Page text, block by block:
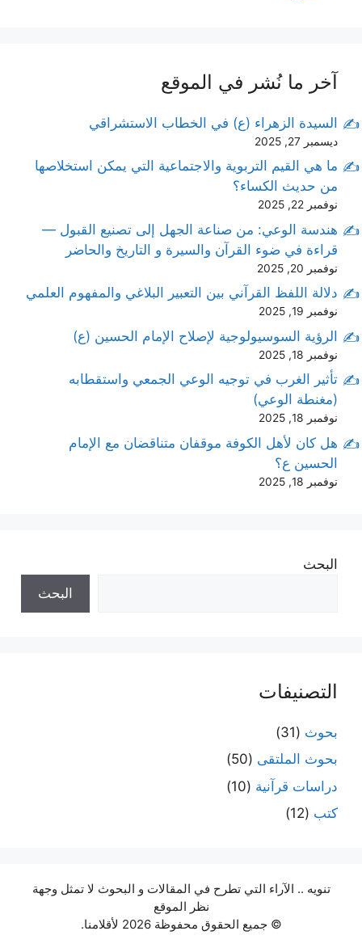
آخر ما نُشر في الموقع
السيدة الزهراء (ع) في الخطاب الاستشراقي
ديسمبر 27, 2025
ما هي القيم التربوية والاجتماعية التي يمكن استخلاصها
من حديث الكساء؟
نوفمبر 22, 2025
هندسة الوعي: من صناعة الجهل إلى تصنيع القبول —
قراءة في ضوء القرآن والسيرة و التاريخ والحاضر
نوفمبر 20, 2025
دلالة اللفظ القرآني بين التعبير البلاغي والمفهوم العلمي
نوفمبر 19, 2025
الرؤية السوسيولوجية لإصلاح الإمام الحسين (ع)
نوفمبر 18, 2025
تأثير الغرب في توجيه الوعي الجمعي واستقطابه
(مغنطة الوعي)
نوفمبر 18, 2025
هل كان لأهل الكوفة موقفان متناقضان مع الإمام
الحسين ع؟
نوفمبر 18, 2025
البحث
البحث
التصنيفات
بحوث (31)
بحوث الملتقى (50)
دراسات قرآنية (10)
كتب (12)
تنويه .. الآراء التي تطرح في المقالات و البحوث لا تمثل وجهة
نظر الموقع
© جميع الحقوق محفوظة 2026 لأقلامنا.